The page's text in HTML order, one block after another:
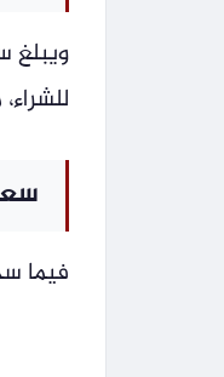
للشراء، مسجلاً
فيما سجل